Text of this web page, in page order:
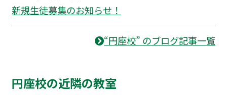
新規生徒募集のお知らせ！
“円座校” のブログ記事一覧
円座校の近隣の教室